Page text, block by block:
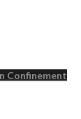
Confinement